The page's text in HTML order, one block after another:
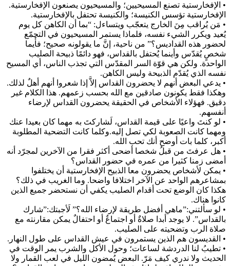
• الإفخارستية تصنع المسيحيين؛ والمسيحيون يصنعون الإفخارستية.
الإفخارستية تؤسس الكنيسة؛ والكنيسة تحتفل بالإفخارستية.
• مَن يُراقب مِنَ الخارج يتعجّب ويتساءل: “بما أن الكاهن كل يوم
يُعيد ويكرر الشيء نفسه، فلماذا يستمر المسيحيون في التجمّع
لحضور هذه القداديس؟” من ناحية، إنَّ ما يقولونه صحيح؛ فأَيما
شخصٍ يُقدّس وأينما يُحتفل بالقداس، فهو دائمًا ذبيحة الصليب
الواحدة. ولكن هي قوّة السر المقدّس التي تجذب الناس، أي المسيح
نفسه الذي يُقدّم الذبيحة وليس الكاهن.
• يدعي البعض أنهم لا يحضرون القداس إلاَّ إذا شعروا أنهم أهلٌ لذلك.
وهكذا فقط يكونون صادقين مع الله بحسب زعمهم. هذا الكلام غير
دقيق. فهؤلاء الأشخاص في الحقيقة يحضرون القداس لإرضاء
أنفسهم.
• لو كنتَ واعيًا على قيمة القداس، لَشاركتَ به مهما كان بعيدا عنك
ومهما كانت الصعوبة لكي تصل إليه.وكلما كانت التضحية المطلوبة
أكبر، كلما بات أوضح أنك تحب الله.
• هل عرفتَ من قبلُ شخصا أضحى أكثر فقرا من الآخرين لمجرّد أنه
أمضى زمنا كثيرا من عمره في حضور القداس؟
• يمكن لأشخاص يحضرون معا الذبيح الإفخارستية أن يختلفوا
بمشاعرهم الواحد عن الآخر اختلافا واضحا. وما الغريب في ذلك؟
هكذا كان الوضع تحت أقدام الصليب يكفي أن نستحضر جميع الذين
كانوا هناك.
• لو سألتني:”ماهي أفضل طريقة لإرضاء الله؟” لَأجبتك:”شارك
بالقداس”. لا يوجد أبدا صلاةٌ أو اجتماعٌ أو احتفالٌ يمكن مقارنته مع
صلاة الرب وتضحيته على الصليب.
• القديسون هم الذين يستمرون في عيش القداس على طول النهار.
• تطيبُ لنا الدردشة لساعات؛ وحول الأكل والشرب يمر الوقت في
الحديث ولا ندري كيف مَرّ. البعض يُمضون الليل في لعب القمار ولا